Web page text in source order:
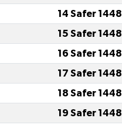
14 Safer 1448
15 Safer 1448
16 Safer 1448
17 Safer 1448
18 Safer 1448
19 Safer 1448